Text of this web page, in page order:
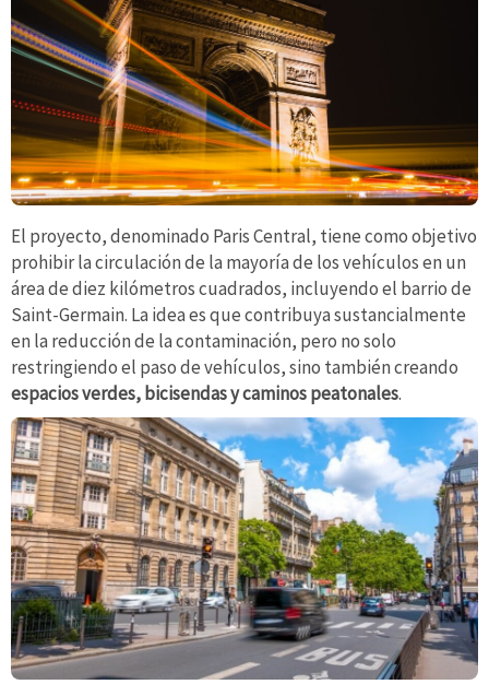
El proyecto, denominado Paris Central, tiene como objetivo
prohibir la circulación de la mayoría de los vehículos en un
área de diez kilómetros cuadrados, incluyendo el barrio de
Saint-Germain. La idea es que contribuya sustancialmente
en la reducción de la contaminación, pero no solo
restringiendo el paso de vehículos, sino también creando
espacios verdes, bicisendas y caminos peatonales.